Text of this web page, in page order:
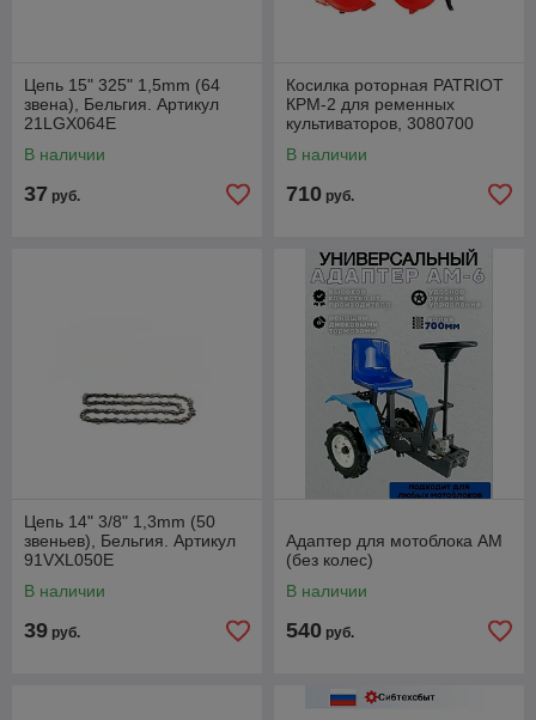
Цепь 15" 325" 1,5mm (64
звена), Бельгия. Артикул
21LGX064E
В наличии
37 руб.
Косилка роторная PATRIOT
КРМ-2 для ременных
культиваторов, 3080700
В наличии
710 руб.
Цепь 14" 3/8" 1,3mm (50
звеньев), Бельгия. Артикул
91VXL050E
В наличии
39 руб.
Адаптер для мотоблока АМ
(без колес)
В наличии
540 руб.